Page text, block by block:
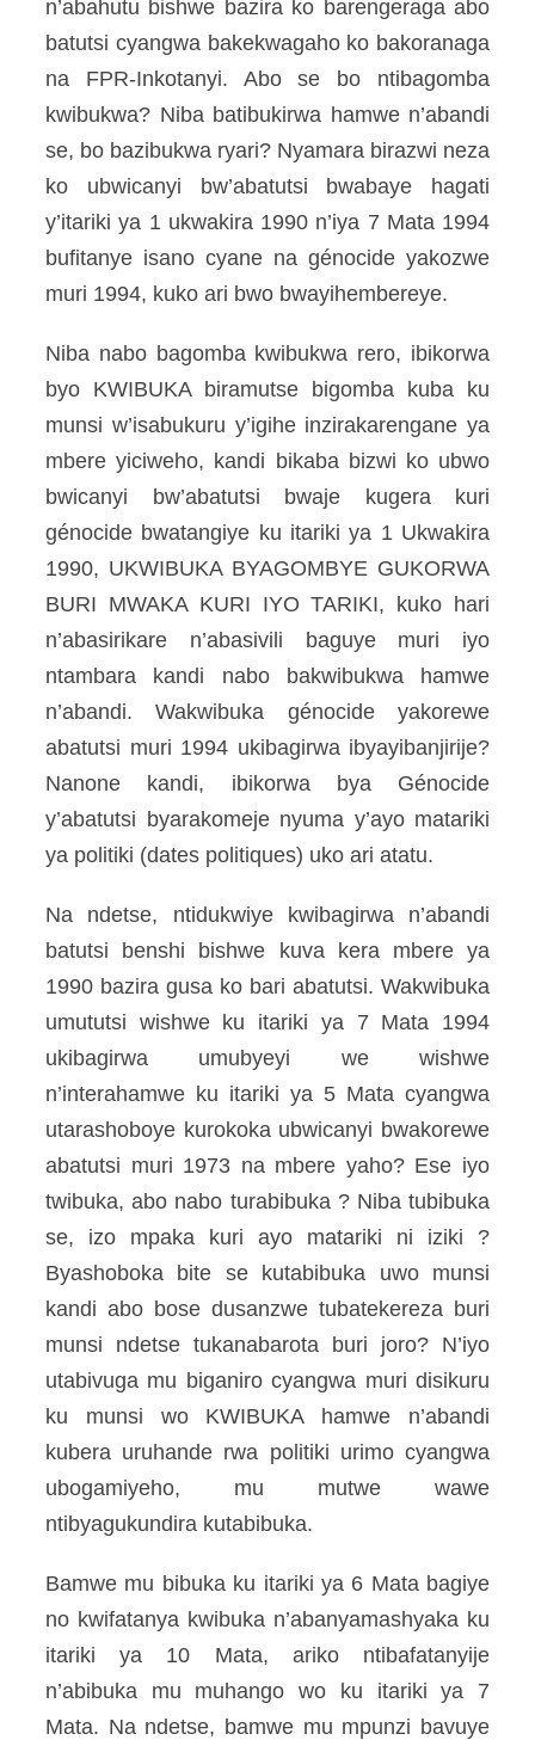
n’abahutu bishwe bazira ko barengeraga abo
batutsi cyangwa bakekwagaho ko bakoranaga
na FPR-Inkotanyi. Abo se bo ntibagomba
kwibukwa? Niba batibukirwa hamwe n’abandi
se, bo bazibukwa ryari? Nyamara birazwi neza
ko ubwicanyi bw’abatutsi bwabaye hagati
y’itariki ya 1 ukwakira 1990 n’iya 7 Mata 1994
bufitanye isano cyane na génocide yakozwe
muri 1994, kuko ari bwo bwayihembereye.
Niba nabo bagomba kwibukwa rero, ibikorwa
byo KWIBUKA biramutse bigomba kuba ku
munsi w’isabukuru y’igihe inzirakarengane ya
mbere yiciweho, kandi bikaba bizwi ko ubwo
bwicanyi bw’abatutsi bwaje kugera kuri
génocide bwatangiye ku itariki ya 1 Ukwakira
1990, UKWIBUKA BYAGOMBYE GUKORWA
BURI MWAKA KURI IYO TARIKI, kuko hari
n’abasirikare n’abasivili baguye muri iyo
ntambara kandi nabo bakwibukwa hamwe
n’abandi. Wakwibuka génocide yakorewe
abatutsi muri 1994 ukibagirwa ibyayibanjirije?
Nanone kandi, ibikorwa bya Génocide
y’abatutsi byarakomeje nyuma y’ayo matariki
ya politiki (dates politiques) uko ari atatu.
Na ndetse, ntidukwiye kwibagirwa n’abandi
batutsi benshi bishwe kuva kera mbere ya
1990 bazira gusa ko bari abatutsi. Wakwibuka
umututsi wishwe ku itariki ya 7 Mata 1994
ukibagirwa umubyeyi we wishwe
n’interahamwe ku itariki ya 5 Mata cyangwa
utarashoboye kurokoka ubwicanyi bwakorewe
abatutsi muri 1973 na mbere yaho? Ese iyo
twibuka, abo nabo turabibuka ? Niba tubibuka
se, izo mpaka kuri ayo matariki ni iziki ?
Byashoboka bite se kutabibuka uwo munsi
kandi abo bose dusanzwe tubatekereza buri
munsi ndetse tukanabarota buri joro? N’iyo
utabivuga mu biganiro cyangwa muri disikuru
ku munsi wo KWIBUKA hamwe n’abandi
kubera uruhande rwa politiki urimo cyangwa
ubogamiyeho, mu mutwe wawe
ntibyagukundira kutabibuka.
Bamwe mu bibuka ku itariki ya 6 Mata bagiye
no kwifatanya kwibuka n’abanyamashyaka ku
itariki ya 10 Mata, ariko ntibafatanyije
n’abibuka mu muhango wo ku itariki ya 7
Mata. Na ndetse, bamwe mu mpunzi bavuye